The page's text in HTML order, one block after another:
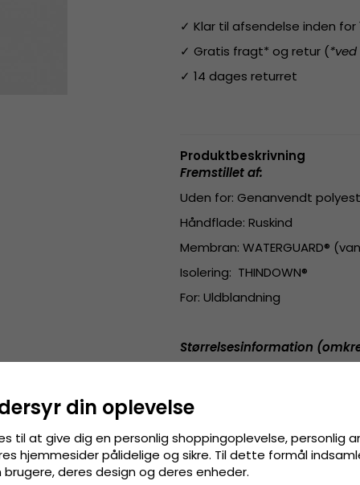
✓ Klar til afsendelse inden
✓ Gratis fragt* og retur (*ved
✓ 14 dages returret
Produktbeskrivning
Fremstillet af:
Uden for: Genanvendt
Håndflade: Ruskind
Membran: WATERGUARD®
Isolering: THINDOWN®
For: Uldblandning
Størrelsesinformation
din oplevelse
til at give dig en personlig shoppingoplevelse, personlig
hjemmesider pålidelige og sikre. Til dette formål
deres design og deres enheder.